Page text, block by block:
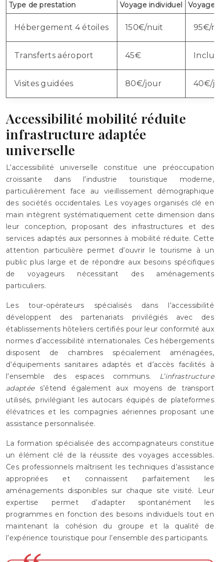
Type de prestation Voyage individuel Voyage
Hébergement 4 étoiles 150€/nuit 95€/
Transferts aéroport 45€ Inclus
Visites guidées 80€/jour 40€/
Accessibilité mobilité réduite
infrastructure adaptée
universelle
L’accessibilité universelle constitue une préoccupation
croissante dans l’industrie touristique moderne,
particulièrement face au vieillissement démographique
des sociétés occidentales. Les voyages organisés clé en
main intègrent systématiquement cette dimension dans
leur conception, proposant des infrastructures et des
services adaptés aux personnes à mobilité réduite. Cette
attention particulière permet d’ouvrir le tourisme à un
public plus large et de répondre aux besoins spécifiques
de voyageurs nécessitant des aménagements
particuliers.
Les tour-opérateurs spécialisés dans l’accessibilité
développent des partenariats privilégiés avec des
établissements hôteliers certifiés pour leur conformité aux
normes d’accessibilité internationales. Ces hébergements
disposent de chambres spécialement aménagées,
d’équipements sanitaires adaptés et d’accès facilités à
l’ensemble des espaces communs. L’infrastructure
adaptée s’étend également aux moyens de transport
utilisés, privilégiant les autocars équipés de plateformes
élévatrices et les compagnies aériennes proposant une
assistance personnalisée.
La formation spécialisée des accompagnateurs constitue
un élément clé de la réussite des voyages accessibles.
Ces professionnels maîtrisent les techniques d’assistance
appropriées et connaissent parfaitement les
aménagements disponibles sur chaque site visité. Leur
expertise permet d’adapter spontanément les
programmes en fonction des besoins individuels tout en
maintenant la cohésion du groupe et la qualité de
l’expérience touristique pour l’ensemble des participants.